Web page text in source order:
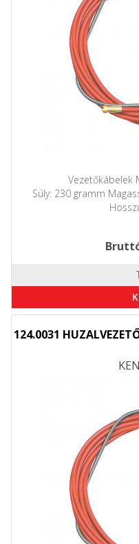
Vezetőkábelek
Súly: 230 gramm
124.0031